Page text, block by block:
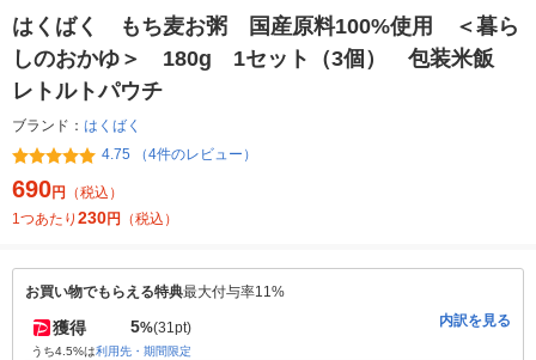
はくばく もち麦お粥 国産原料100%使用 ＜暮ら
しのおかゆ＞ 180g 1セット（3個） 包装米飯
レトルトパウチ
ブランド： はくばく
4.75 （4件のレビュー）
690円
（税込）
1つあたり 230円 （税込）
お買い物でもらえる特典最大付与率11%
獲得 5%(31pt)
うち4.5%は利用先・期間限定
内訳を見る